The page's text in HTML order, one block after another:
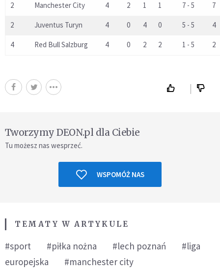
2 Manchester City 4 2 1 1 7 - 5 7
2 Juventus Turyn 4 0 4 0 5 - 5 4
4 Red Bull Salzburg 4 0 2 2 1 - 5 2
Tworzymy DEON.pl dla Ciebie
Tu możesz nas wesprzeć.
WSPOMÓŻ NAS
TEMATY W ARTYKULE
#sport #piłka nożna #lech poznań
#liga
europejska
#manchester city